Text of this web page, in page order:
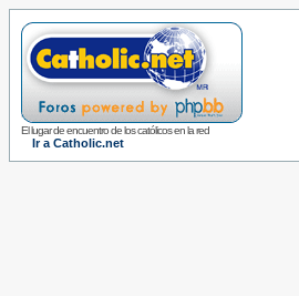
El lugar de encuentro de los católicos en la red
Ir a Catholic.net